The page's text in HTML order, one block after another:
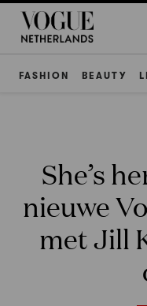
FASHION BEAUTY
She’s
nieuwe
met Jill